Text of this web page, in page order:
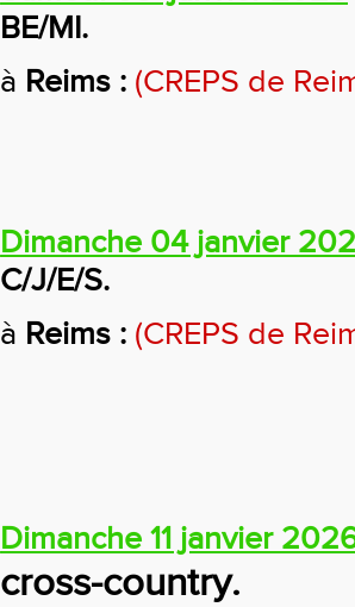
BE/MI.
à Reims : (CREPS de
Dimanche 04 janvier
C/J/E/S.
à Reims : (CREPS de
Dimanche 11 janvier
cross-country.